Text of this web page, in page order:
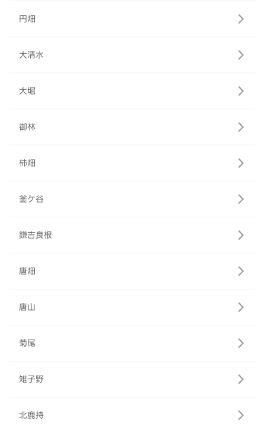
円畑
大清水
大堀
御林
柿畑
釜ケ谷
鎌吉良根
唐畑
唐山
菊尾
雉子野
北鹿持